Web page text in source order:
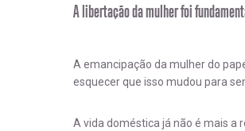
A libertação da mulher foi
A emancipação da mulher do
esquecer que isso mudou para
A vida doméstica já não é mais a